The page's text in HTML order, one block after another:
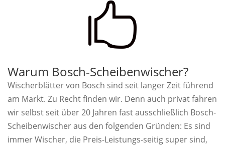

Warum Bosch-Scheibenwischer?
Wischerblätter von Bosch sind seit langer Zeit führend
am Markt. Zu Recht finden wir. Denn auch privat fahren
wir selbst seit über 20 Jahren fast ausschließlich Bosch-
Scheibenwischer aus den folgenden Gründen: Es sind
immer Wischer, die Preis-Leistungs-seitig super sind,